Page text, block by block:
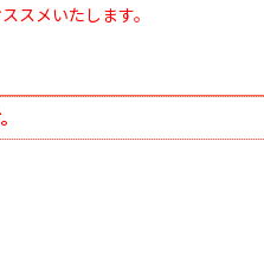
スメいたします。